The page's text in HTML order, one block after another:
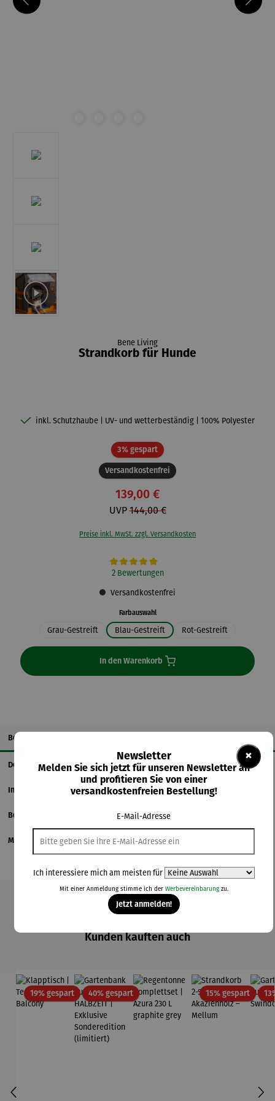
Bene Living
Strandkorb für Hunde
inkl. Schutzhaube | UV- und wetterbeständig | 100% Polyester
Versandkostenfrei
3% gespartRabatt
139,00 €
UVP144,00 €
Preise inkl. MwSt. zzgl. Versandkosten
Durchschnittliche Bewertung von 5 von 5 Sternen
2 Bewertungen
Versandkostenfrei
Farbauswahlauswählen
Grau-Gestreift Blau-Gestreift Rot-Gestreift
In den Warenkorb
Beschreibung
Details
Informationen zum Hersteller
Bewertungen
Magazinbeitrag
Produktgalerie überspringen
Kunden kauften auch
19% gespartRabatt40% gespartRabatt 15% gespartRabatt
×
Newsletter
Melden Sie sich jetzt für unseren Newsletter an
und profitieren Sie von einer
versandkostenfreien Bestellung!
E-Mail-Adresse
Ich interessiere mich am meisten für
Mit einer Anmeldung stimme ich der Werbevereinbarungzu.
Jetzt anmelden!